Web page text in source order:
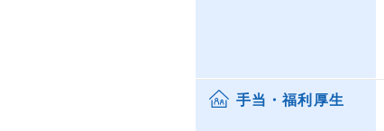
手当・福利厚生